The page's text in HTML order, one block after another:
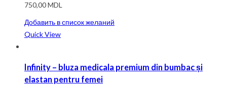
750,00MDL
Добавить в список желаний
Quick View
Infinity – bluza medicala premium din bumbac și
elastan pentru femei